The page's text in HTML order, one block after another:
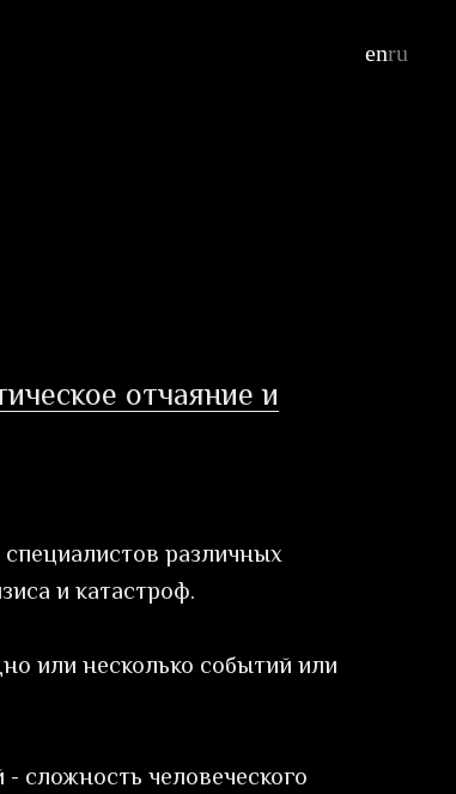
enru
отчаяние и
различных
и катастроф.
или несколько событий или
сложность человеческого